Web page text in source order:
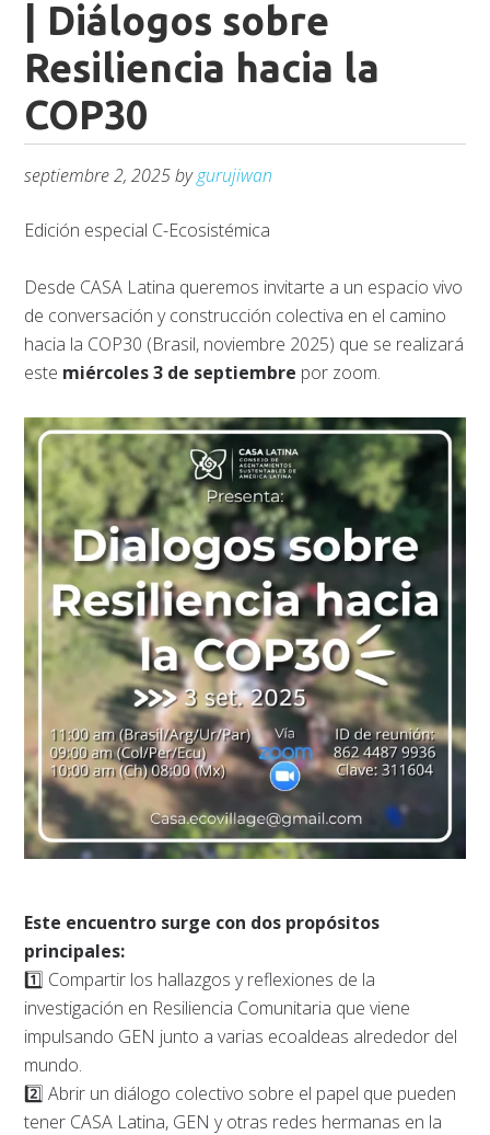
| Diálogos sobre
Resiliencia hacia la
COP30
septiembre 2, 2025bygurujiwan
Edición especial C-Ecosistémica
Desde CASA Latina queremos invitarte a un espacio vivo
de conversación y construcción colectiva en el camino
hacia la COP30 (Brasil, noviembre 2025) que se realizará
este miércoles 3 de septiembre por zoom.
Este encuentro surge con dos propósitos
principales:
1️⃣ Compartir los hallazgos y reflexiones de la
investigación en Resiliencia Comunitaria que viene
impulsando GEN junto a varias ecoaldeas alrededor del
mundo.
2️⃣ Abrir un diálogo colectivo sobre el papel que pueden
tener CASA Latina, GEN y otras redes hermanas en la